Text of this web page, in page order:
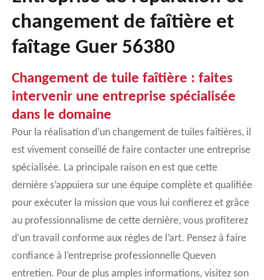
changement de faîtière et
faîtage Guer 56380
Changement de tuile faîtière : faites
intervenir une entreprise spécialisée
dans le domaine
Pour la réalisation d’un changement de tuiles faîtières, il
est vivement conseillé de faire contacter une entreprise
spécialisée. La principale raison en est que cette
dernière s’appuiera sur une équipe complète et qualifiée
pour exécuter la mission que vous lui confierez et grâce
au professionnalisme de cette dernière, vous profiterez
d’un travail conforme aux règles de l’art. Pensez à faire
confiance à l’entreprise professionnelle Queven
entretien. Pour de plus amples informations, visitez son